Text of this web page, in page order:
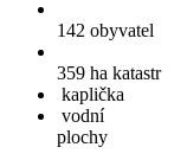
142 obyvatel
359 ha katastr
kaplička
vodní
plochy